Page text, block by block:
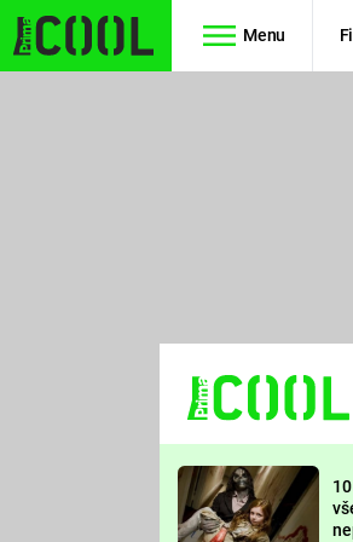
Menu
TŘESKU
FUTURAMA